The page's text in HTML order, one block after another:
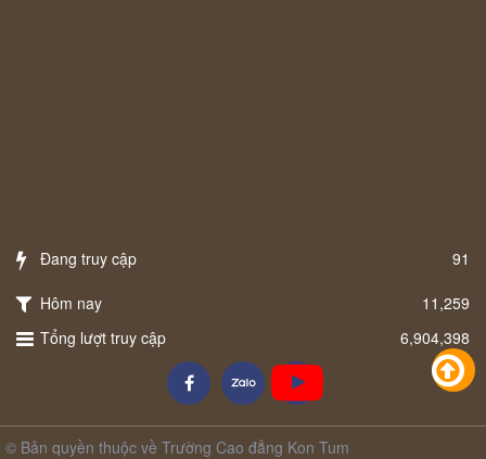
Đang truy cập 91
Hôm nay
11,259
Tổng lượt truy cập
6,904,398
© Bản quyền thuộc về Trường Cao đẳng Kon Tum